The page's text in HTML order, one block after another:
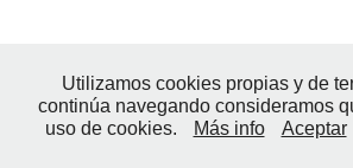
Utilizamos cookies propias y de
continúa navegando consideramos
uso de cookies.
Más info Aceptar